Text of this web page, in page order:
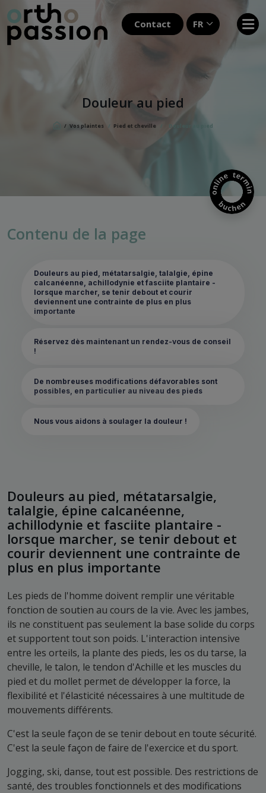
Contact FR
Douleur au pied
/ Vos plaintes / Pied et cheville Douleur au pied
Contenu de la page
Douleurs au pied, métatarsalgie, talalgie, épine
calcanéenne, achillodynie et fasciite plantaire -
lorsque marcher, se tenir debout et courir
deviennent une contrainte de plus en plus
importante
Réservez dès maintenant un rendez-vous de conseil
!
De nombreuses modifications défavorables sont
possibles, en particulier au niveau des pieds
Nous vous aidons à soulager la douleur !
Douleurs au pied, métatarsalgie,
talalgie, épine calcanéenne,
achillodynie et fasciite plantaire -
lorsque marcher, se tenir debout et
courir deviennent une contrainte de
plus en plus importante
Les pieds de l'homme doivent remplir une véritable
fonction de soutien au cours de la vie. Avec les jambes,
ils ne constituent pas seulement la base solide du corps
et supportent tout son poids. L'interaction intensive
entre les orteils, la plante des pieds, les os du tarse, la
cheville, le talon, le tendon d'Achille et les muscles du
pied et du mollet permet de développer la force, la
flexibilité et l'élasticité nécessaires à une multitude de
mouvements différents.
C'est la seule façon de se tenir debout en toute sécurité.
C'est la seule façon de faire de l'exercice et du sport.
Jogging, ski, danse, tout est possible. Des restrictions de
santé, des troubles fonctionnels et des modifications